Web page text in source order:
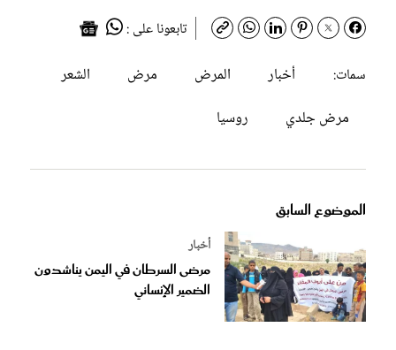
تابعونا على :
سمات:
أخبار المرض مرض
الشعر
مرض جلدي
روسيا
الموضوع السابق
أخبار
مرضى السرطان في اليمن يناشدون
الضمير الإنساني